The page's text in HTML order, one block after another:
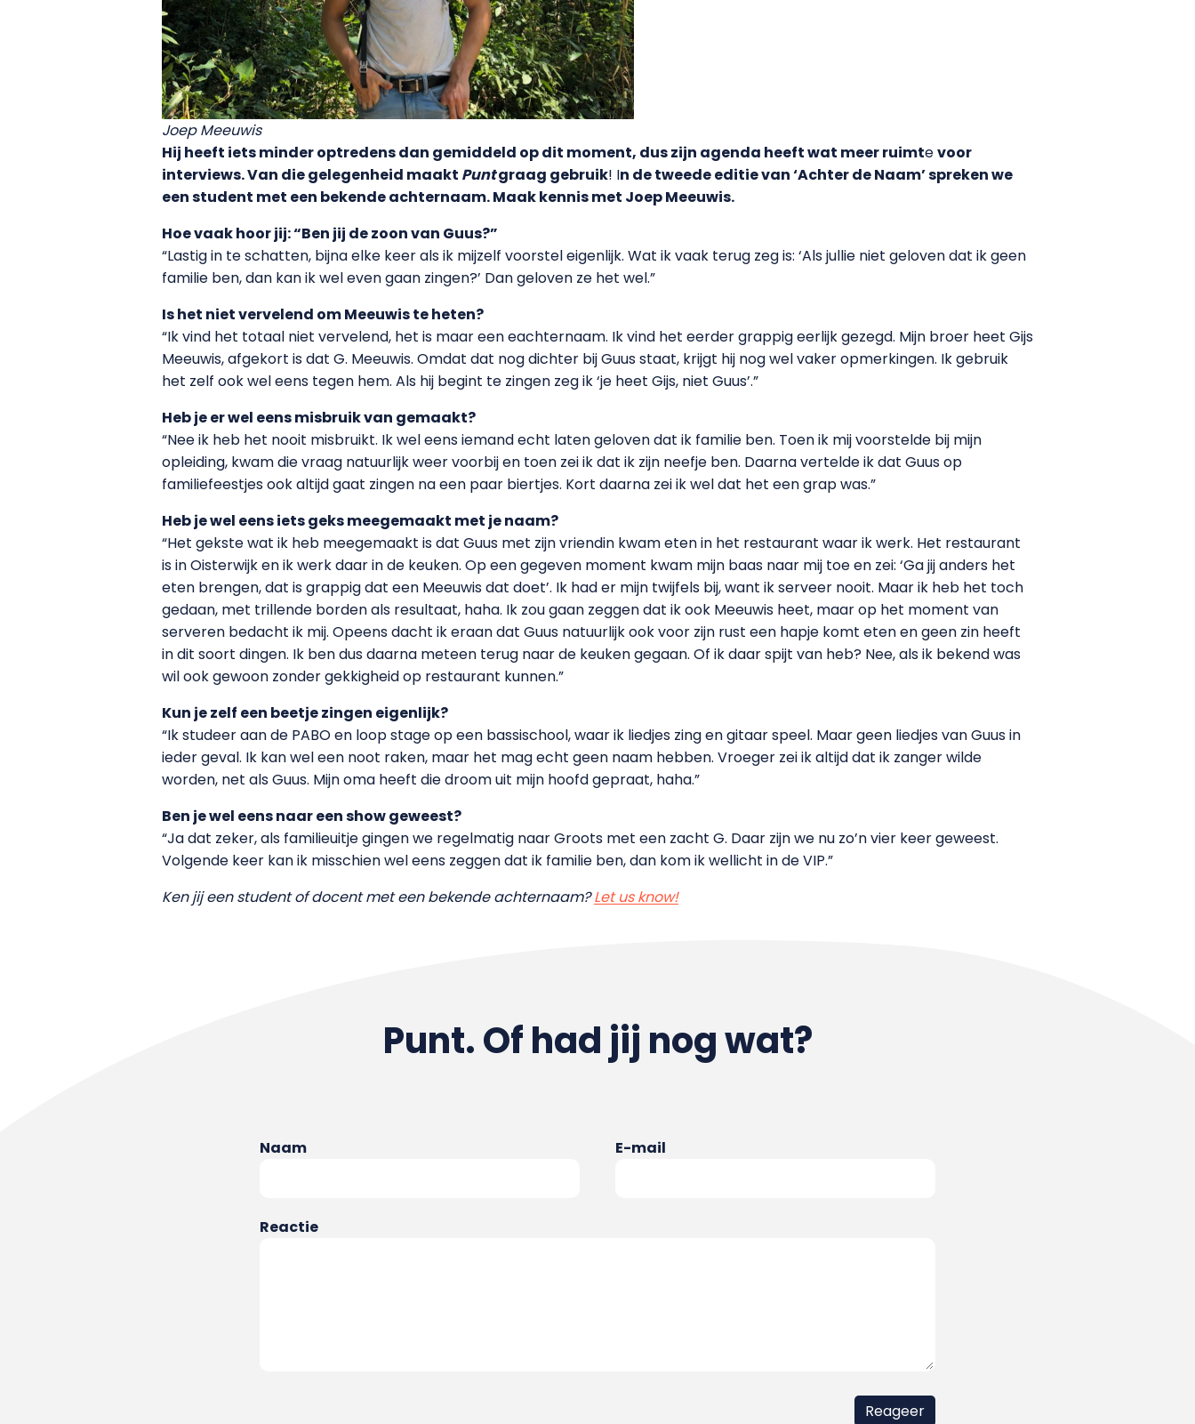
Joep Meeuwis
Hij heeft iets minder optredens dan gemiddeld op dit moment, dus zijn agenda heeft wat meer ruimtevoor
interviews. Van die gelegenheid maakt Puntgraag gebruik! In de tweede editie van ‘Achter de Naam’ spreken we
een student met een bekende achternaam. Maak kennis met Joep Meeuwis.
Hoe vaak hoor jij: “Ben jij de zoon van Guus?”
“Lastig in te schatten, bijna elke keer als ik mijzelf voorstel eigenlijk. Wat ik vaak terug zeg is: ‘Als jullie niet geloven dat ik geen
familie ben, dan kan ik wel even gaan zingen?’ Dan geloven ze het wel.”
Is het niet vervelend om Meeuwis te heten?
“Ik vind het totaal niet vervelend, het is maar een eachternaam. Ik vind het eerder grappig eerlijk gezegd. Mijn broer heet Gijs
Meeuwis, afgekort is dat G. Meeuwis. Omdat dat nog dichter bij Guus staat, krijgt hij nog wel vaker opmerkingen. Ik gebruik
het zelf ook wel eens tegen hem. Als hij begint te zingen zeg ik ‘je heet Gijs, niet Guus’.”
Heb je er wel eens misbruik van gemaakt?
“Nee ik heb het nooit misbruikt. Ik wel eens iemand echt laten geloven dat ik familie ben. Toen ik mij voorstelde bij mijn
opleiding, kwam die vraag natuurlijk weer voorbij en toen zei ik dat ik zijn neefje ben. Daarna vertelde ik dat Guus op
familiefeestjes ook altijd gaat zingen na een paar biertjes. Kort daarna zei ik wel dat het een grap was.”
Heb je wel eens iets geks meegemaakt met je naam?
“Het gekste wat ik heb meegemaakt is dat Guus met zijn vriendin kwam eten in het restaurant waar ik werk. Het restaurant
is in Oisterwijk en ik werk daar in de keuken. Op een gegeven moment kwam mijn baas naar mij toe en zei: ‘Ga jij anders het
eten brengen, dat is grappig dat een Meeuwis dat doet’. Ik had er mijn twijfels bij, want ik serveer nooit. Maar ik heb het toch
gedaan, met trillende borden als resultaat, haha. Ik zou gaan zeggen dat ik ook Meeuwis heet, maar op het moment van
serveren bedacht ik mij. Opeens dacht ik eraan dat Guus natuurlijk ook voor zijn rust een hapje komt eten en geen zin heeft
in dit soort dingen. Ik ben dus daarna meteen terug naar de keuken gegaan. Of ik daar spijt van heb? Nee, als ik bekend was
wil ook gewoon zonder gekkigheid op restaurant kunnen.”
Kun je zelf een beetje zingen eigenlijk?
“Ik studeer aan de PABO en loop stage op een bassischool, waar ik liedjes zing en gitaar speel. Maar geen liedjes van Guus in
ieder geval. Ik kan wel een noot raken, maar het mag echt geen naam hebben. Vroeger zei ik altijd dat ik zanger wilde
worden, net als Guus. Mijn oma heeft die droom uit mijn hoofd gepraat, haha.”
Ben je wel eens naar een show geweest?
“Ja dat zeker, als familieuitje gingen we regelmatig naar Groots met een zacht G. Daar zijn we nu zo’n vier keer geweest.
Volgende keer kan ik misschien wel eens zeggen dat ik familie ben, dan kom ik wellicht in de VIP.”
Ken jij een student of docent met een bekende achternaam?Let us know!
Punt. Of had jij nog wat?
Naam E-mail
Reactie